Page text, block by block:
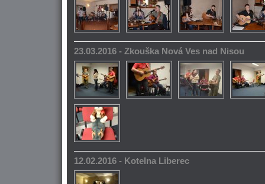
23.03.2016 - Zkouška Nová Ves nad Nisou
12.02.2016 - Kotelna Liberec